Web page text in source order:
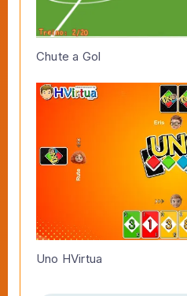
Chute a Gol
Uno HVirtua